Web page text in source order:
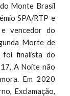
Monte Brasil
SPA/RTP e
vencedor do
Morte de
foi finalista do
A Noite não
Em 2020
Exclamação,